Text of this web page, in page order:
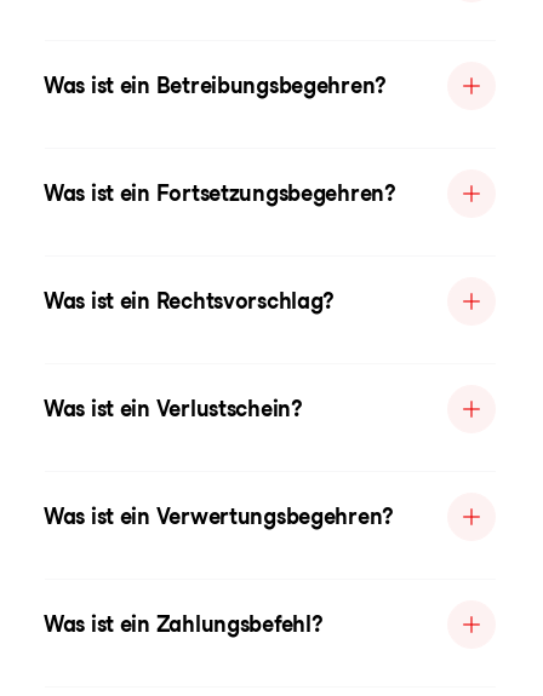
Was ist ein Betreibungsbegehren?
Was ist ein Fortsetzungsbegehren?
Was ist ein Rechtsvorschlag?
Was ist ein Verlustschein?
Was ist ein Verwertungsbegehren?
Was ist ein Zahlungsbefehl?